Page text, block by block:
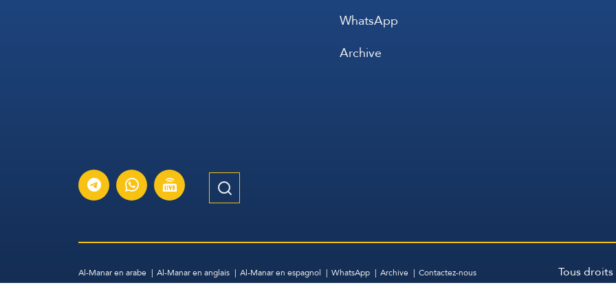
WhatsApp
Archive
Al-Manar en arabe Al-Manar en anglais Al-Manar en espagnol WhatsApp Archive Contactez-nous
Tous